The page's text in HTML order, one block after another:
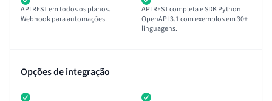
API REST em todos os planos.
Webhook para automações.
API REST completa e SDK Python.
OpenAPI 3.1 com exemplos em 30+
linguagens.
Opções de integração